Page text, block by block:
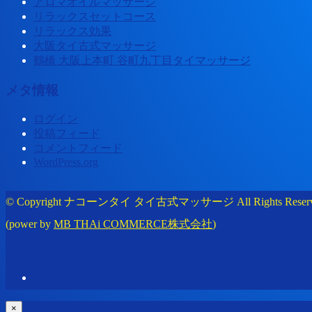
リラックスセットコース
リラックス効果
大阪タイ古式マッサージ
鶴橋 大阪上本町 谷町九丁目タイマッサージ
メタ情報
ログイン
投稿フィード
コメントフィード
WordPress.org
© Copyright ナコーンタイ タイ古式マッサージ All Rights
(power by MB THAi COMMERCE株式会社)
×